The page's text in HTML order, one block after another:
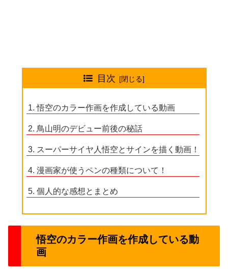
目次
悟空のカラー作画を作成している動画
鳥山明のデビュー前後の秘話
スーパーサイヤ人悟空とサインを描く動画！
漫画家が使うペンの種類について！
個人的な感想とまとめ
悟空のカラー作画を作成している動
画